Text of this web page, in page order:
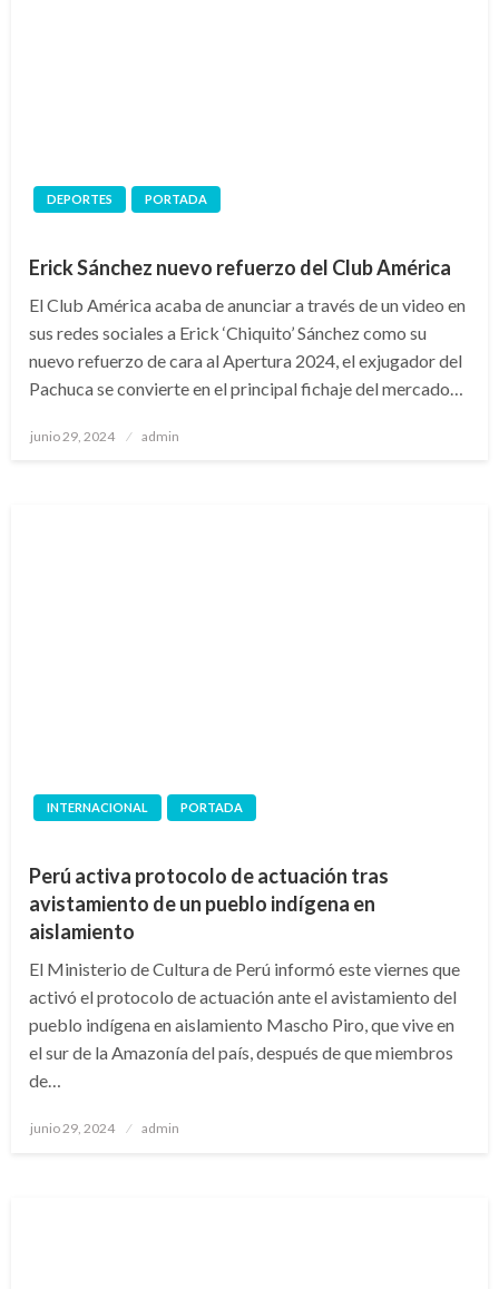
DEPORTES PORTADA
Erick Sánchez nuevo refuerzo del Club América
El Club América acaba de anunciar a través de un video en
sus redes sociales a Erick ‘Chiquito’ Sánchez como su
nuevo refuerzo de cara al Apertura 2024, el exjugador del
Pachuca se convierte en el principal fichaje del mercado…
Publicado
junio 29, 2024 admin
INTERNACIONAL PORTADA
Perú activa protocolo de actuación tras
avistamiento de un pueblo indígena en
aislamiento
El Ministerio de Cultura de Perú informó este viernes que
activó el protocolo de actuación ante el avistamiento del
pueblo indígena en aislamiento Mascho Piro, que vive en
el sur de la Amazonía del país, después de que miembros
de…
Publicado
junio 29, 2024 admin